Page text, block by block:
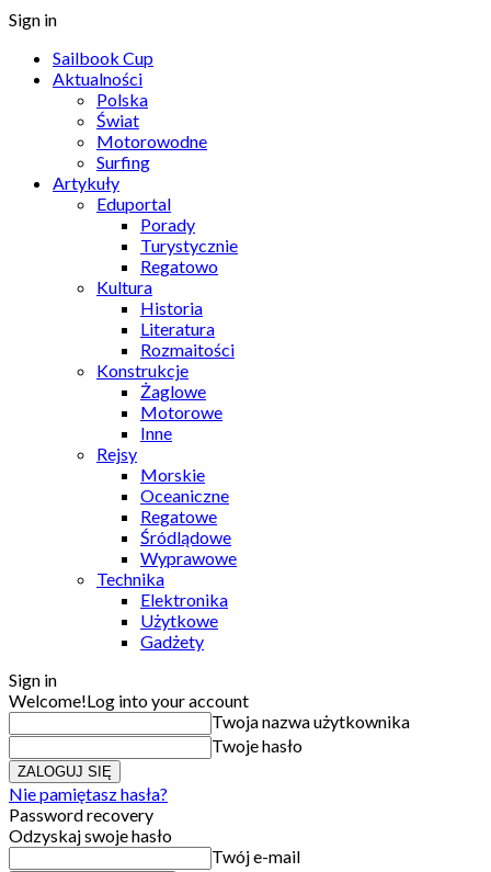
Sign in
Sailbook Cup
Aktualności
Polska
Świat
Motorowodne
Surfing
Artykuły
Eduportal
Porady
Turystycznie
Regatowo
Kultura
Historia
Literatura
Rozmaitości
Konstrukcje
Żaglowe
Motorowe
Inne
Rejsy
Morskie
Oceaniczne
Regatowe
Śródlądowe
Wyprawowe
Technika
Elektronika
Użytkowe
Gadżety
Sign in
Welcome!Log into your account
Twoja nazwa użytkownika
Twoje hasło
Nie pamiętasz hasła?
Password recovery
Odzyskaj swoje hasło
Twój e-mail